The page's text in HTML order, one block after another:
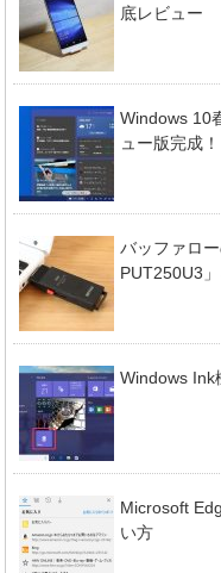
底レビュー
Windows 10
ュー版完成！
バッファロ
PUT250U3
Windows Ink
Microsoft
い方